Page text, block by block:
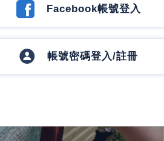
Facebook帳號登入
帳號密碼登入/註冊